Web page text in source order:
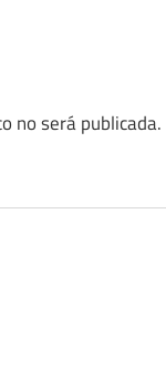
no será publicada.